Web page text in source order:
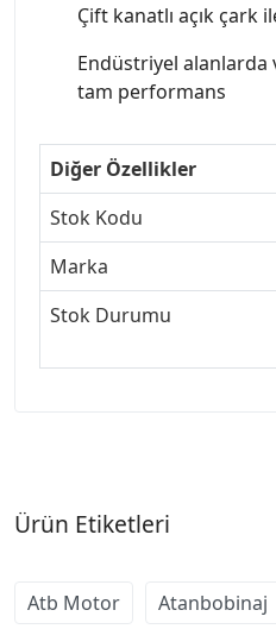
Çift kanatlı açık çark
Endüstriyel alanlarda
tam performans
Diğer Özellikler
Stok Kodu
Marka
Stok Durumu
Ürün Etiketleri
Atb Motor Atanbobinaj